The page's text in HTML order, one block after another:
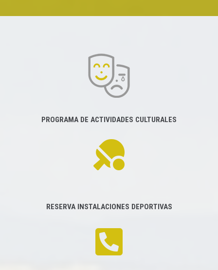
PROGRAMA DE ACTIVIDADES CULTURALES
RESERVA INSTALACIONES DEPORTIVAS